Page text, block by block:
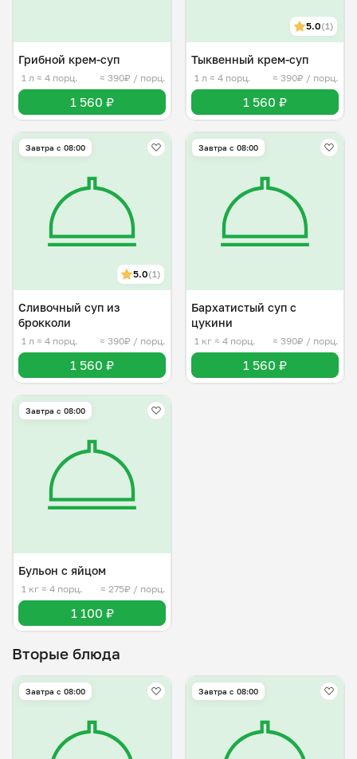
Грибной крем-суп
1 л ≈ 4 порц. ≈ 390₽ / порц.
1 560 ₽
5.0(1)
Тыквенный крем-суп
1 л ≈ 4 порц. ≈ 390₽ / порц.
1 560 ₽
Завтра c 08:00
5.0(1)
Сливочный суп из
брокколи
1 л ≈ 4 порц. ≈ 390₽ / порц.
1 560 ₽
Завтра c 08:00
Бархатистый суп с
цукини
1 кг ≈ 4 порц. ≈ 390₽ / порц.
1 560 ₽
Завтра c 08:00
Бульон с яйцом
1 кг ≈ 4 порц. ≈ 275₽ / порц.
1 100 ₽
Вторые блюда
Завтра c 08:00 Завтра c 08:00